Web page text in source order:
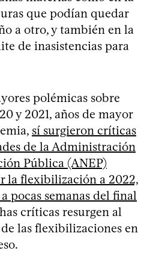
que podían quedar
a otro, y también en la
de inasistencias para
polémicas sobre
y 2021, años de mayor
sí surgieron críticas
de la Administración
Pública (ANEP)
la flexibilización a 2022,
pocas semanas del final
críticas resurgen al
las flexibilizaciones en